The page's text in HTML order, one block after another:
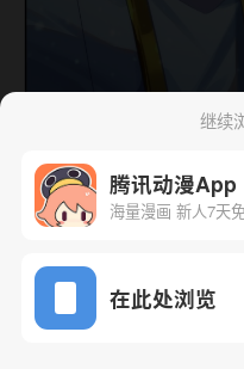
下一话
继续
腾讯动漫App
海量漫画 新人7天
在此处浏览